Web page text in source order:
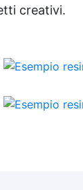
creativi.